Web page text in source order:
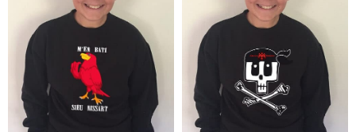
Sweat-Shirt à capuche
Sweat-Shirt à capuche